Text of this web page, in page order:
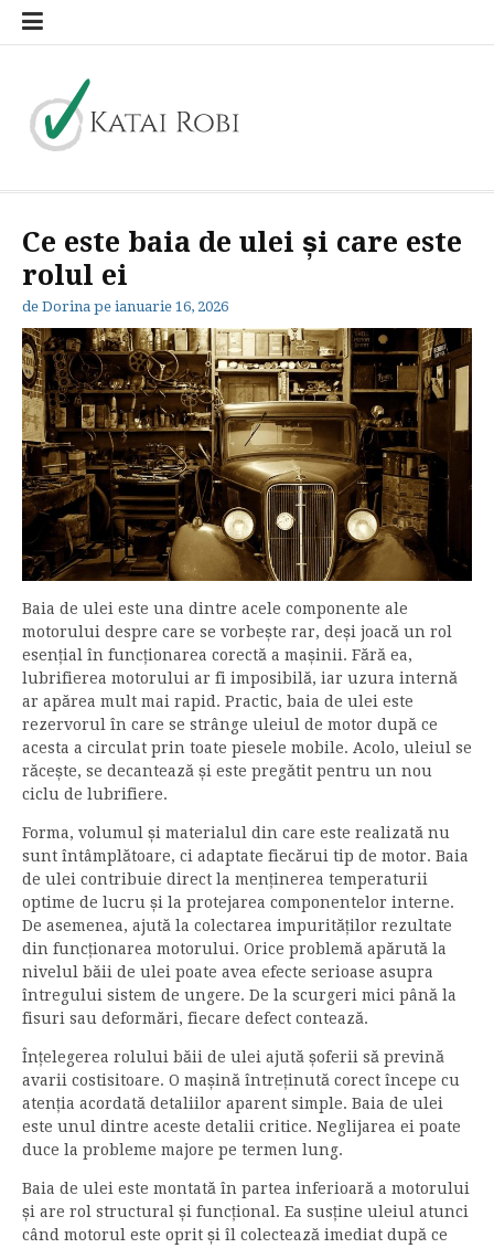
Sari
Ce este baia de ulei și care este
rolul ei
de Dorina pe ianuarie 16, 2026
Baia de ulei este una dintre acele componente ale
motorului despre care se vorbește rar, deși joacă un rol
esențial în funcționarea corectă a mașinii. Fără ea,
lubrifierea motorului ar fi imposibilă, iar uzura internă
ar apărea mult mai rapid. Practic, baia de ulei este
rezervorul în care se strânge uleiul de motor după ce
acesta a circulat prin toate piesele mobile. Acolo, uleiul se
răcește, se decantează și este pregătit pentru un nou
ciclu de lubrifiere.
Forma, volumul și materialul din care este realizată nu
sunt întâmplătoare, ci adaptate fiecărui tip de motor. Baia
de ulei contribuie direct la menținerea temperaturii
optime de lucru și la protejarea componentelor interne.
De asemenea, ajută la colectarea impurităților rezultate
din funcționarea motorului. Orice problemă apărută la
nivelul băii de ulei poate avea efecte serioase asupra
întregului sistem de ungere. De la scurgeri mici până la
fisuri sau deformări, fiecare defect contează.
Înțelegerea rolului băii de ulei ajută șoferii să prevină
avarii costisitoare. O mașină întreținută corect începe cu
atenția acordată detaliilor aparent simple. Baia de ulei
este unul dintre aceste detalii critice. Neglijarea ei poate
duce la probleme majore pe termen lung.
Baia de ulei este montată în partea inferioară a motorului
și are rol structural și funcțional. Ea susține uleiul atunci
când motorul este oprit și îl colectează imediat după ce